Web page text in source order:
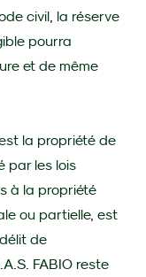
civil, la réserve
pourra
et de même
la propriété de
par les lois
à la propriété
ou partielle, est
de
FABIO reste